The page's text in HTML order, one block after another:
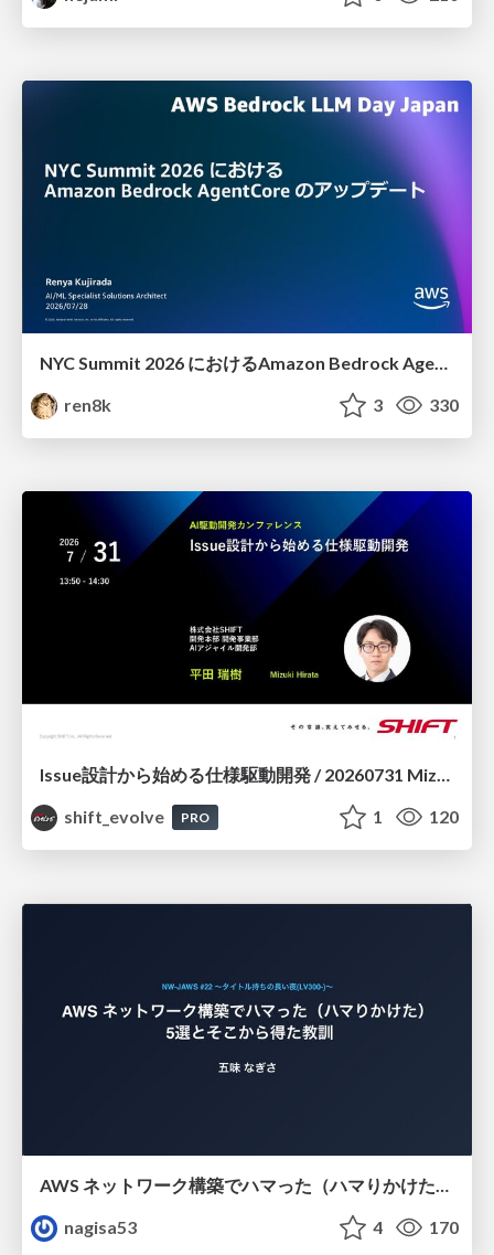
NYC Summit 2026 における Amazon Bedrock AgentCore のアップデート
ren8k
3 330
shift_evolve
PRO 1 120
AWS ネットワーク構築でハマった（ハマりかけた） 5選とそこから得た教訓
nagisa53
4 170